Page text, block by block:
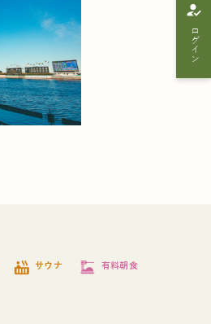
how_to_reg
ログイン
hot_tub サウナ dinner_dining 有料朝食